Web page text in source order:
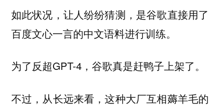
如此状况，让人纷纷猜测，是谷歌直接用了
百度文心一言的中文语料进行训练。
为了反超GPT-4，谷歌真是赶鸭子上架了。
不过，从长远来看，这种大厂互相薅羊毛的